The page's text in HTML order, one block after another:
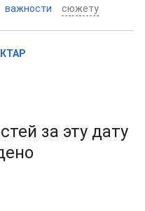
важности сюжету
за эту дату